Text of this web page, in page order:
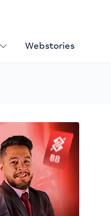
Webstories